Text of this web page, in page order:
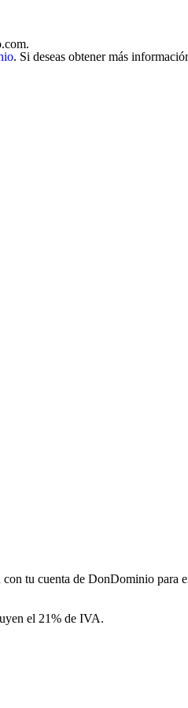
. Si deseas obtener más
tu cuenta de DonDominio para
el 21% de IVA.